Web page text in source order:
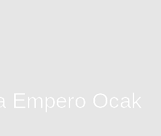
Empero Ocak